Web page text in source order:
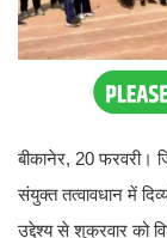
बीकानेर, 20 फरवरी।
संयुक्त तत्वावधान में
उद्देश्य से शुक्रवार को